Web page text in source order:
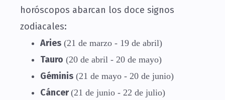
horóscopos abarcan los doce signos
zodiacales:
Aries (21 de marzo - 19 de abril)
Tauro (20 de abril - 20 de mayo)
Géminis (21 de mayo - 20 de junio)
Cáncer(21 de junio - 22 de julio)